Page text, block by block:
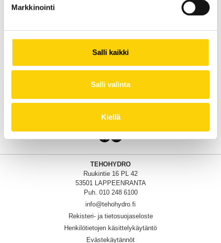
Markkinointi
Salli kaikki
Salli valinta
Kiellä
Facebook
LinkedIn
TEHOHYDRO
Ruukintie 16 PL 42
53501 LAPPEENRANTA
Puh. 010 248 6100
info@tehohydro.fi
Rekisteri- ja tietosuojaseloste
Henkilötietojen käsittelykäytäntö
Evästekäytännöt